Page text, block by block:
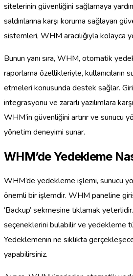
sitelerinin güvenliğini sağlamaya
saldırılarına karşı koruma sağlayan
sistemleri, WHM aracılığıyla kolayca
Bunun yanı sıra, WHM, otomatik
raporlama özellikleriyle, kullanıcıların
etmeleri konusunda destek sağlar.
integrasyonu ve zararlı yazılımlara
WHM’in güvenliğini artırır ve sunucu
yönetim deneyimi sunar.
WHM’de Yedekleme
WHM’de yedekleme işlemi, sunucu
önemli bir işlemdir. WHM paneline
‘Backup’ sekmesine tıklamak
seçeneklerini bulabilir ve yedekleme
Yedeklemenin ne sıklıkta
yapabilirsiniz.